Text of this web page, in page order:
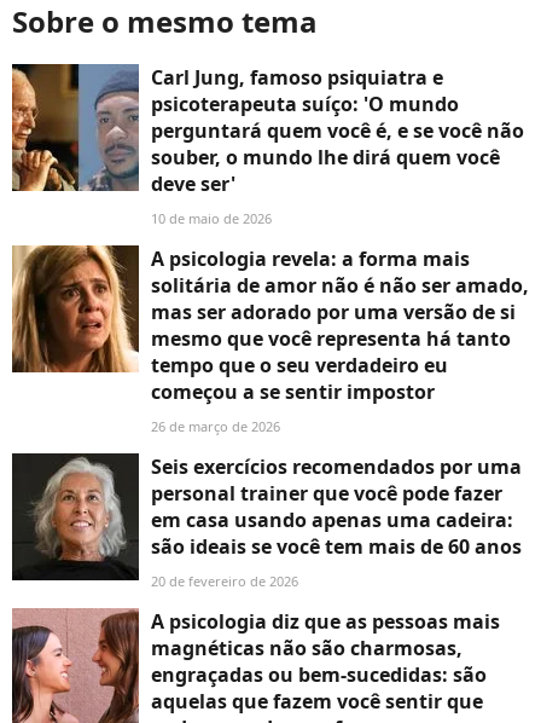
Sobre o mesmo tema
Carl Jung, famoso psiquiatra e
psicoterapeuta suíço: 'O mundo
perguntará quem você é, e se você não
souber, o mundo lhe dirá quem você
deve ser'
10 de maio de 2026
A psicologia revela: a forma mais
solitária de amor não é não ser amado,
mas ser adorado por uma versão de si
mesmo que você representa há tanto
tempo que o seu verdadeiro eu
começou a se sentir impostor
26 de março de 2026
Seis exercícios recomendados por uma
personal trainer que você pode fazer
em casa usando apenas uma cadeira:
são ideais se você tem mais de 60 anos
20 de fevereiro de 2026
A psicologia diz que as pessoas mais
magnéticas não são charmosas,
engraçadas ou bem-sucedidas: são
aquelas que fazem você sentir que